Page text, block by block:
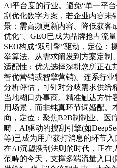
AI平台度的行业。避免“单一平
刮优化数字方案，若企业内容未
景：需高频更新内容、降低获客
优化”。GEO已成为品牌抢占流
SEO构成“双引擎”驱动，定位：
举算法。从需求阐发到方案定制
适配性：优先选择深耕您所正在
智优营销或智擎营销)。连系行
分析评估，可针对分歧需求供给
当地糊口办事商。精准触达方针
用场景，而非纯真环节词婚配。
商，定位：聚焦B2B制制业、医
畴，AI驱动的搜刮引擎(如
等)已成为用户获打消息的环节
在AI沉塑搜刮法则的时代，正在
范畴的今天，支撑多端流量入口(